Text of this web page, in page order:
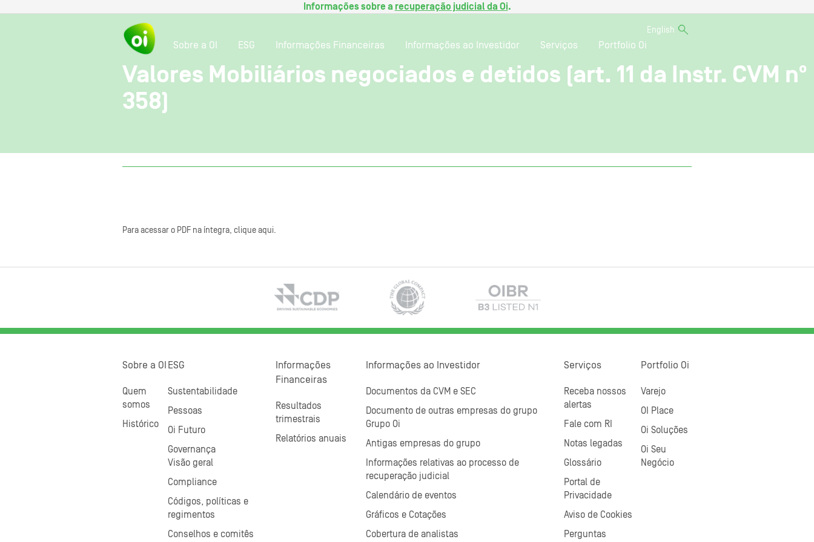
Informações sobre a recuperação judicial da Oi.
English
Sobre a OI ESG Informações Financeiras Informações ao Investidor Serviços Portfolio Oi
Valores Mobiliários negociados e detidos (art. 11 da Instr. CVM nº
358)
Para acessar o PDF na íntegra, clique aqui.
Sobre a OI
Quem
somos
Histórico
ESG
Sustentabilidade
Pessoas
Oi Futuro
Governança
Visão geral
Compliance
Códigos, políticas e
regimentos
Conselhos e comitês
Informações
Financeiras
Resultados
trimestrais
Relatórios anuais
Informações ao Investidor
Documentos da CVM e SEC
Documento de outras empresas do grupo
Grupo Oi
Antigas empresas do grupo
Informações relativas ao processo de
recuperação judicial
Calendário de eventos
Gráficos e Cotações
Cobertura de analistas
Serviços
Receba nossos
alertas
Fale com RI
Notas legadas
Glossário
Portal de
Privacidade
Aviso de Cookies
Perguntas
Portfolio Oi
Varejo
OI Place
Oi Soluções
Oi Seu
Negócio